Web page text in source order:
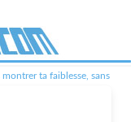
ta faiblesse, sans que